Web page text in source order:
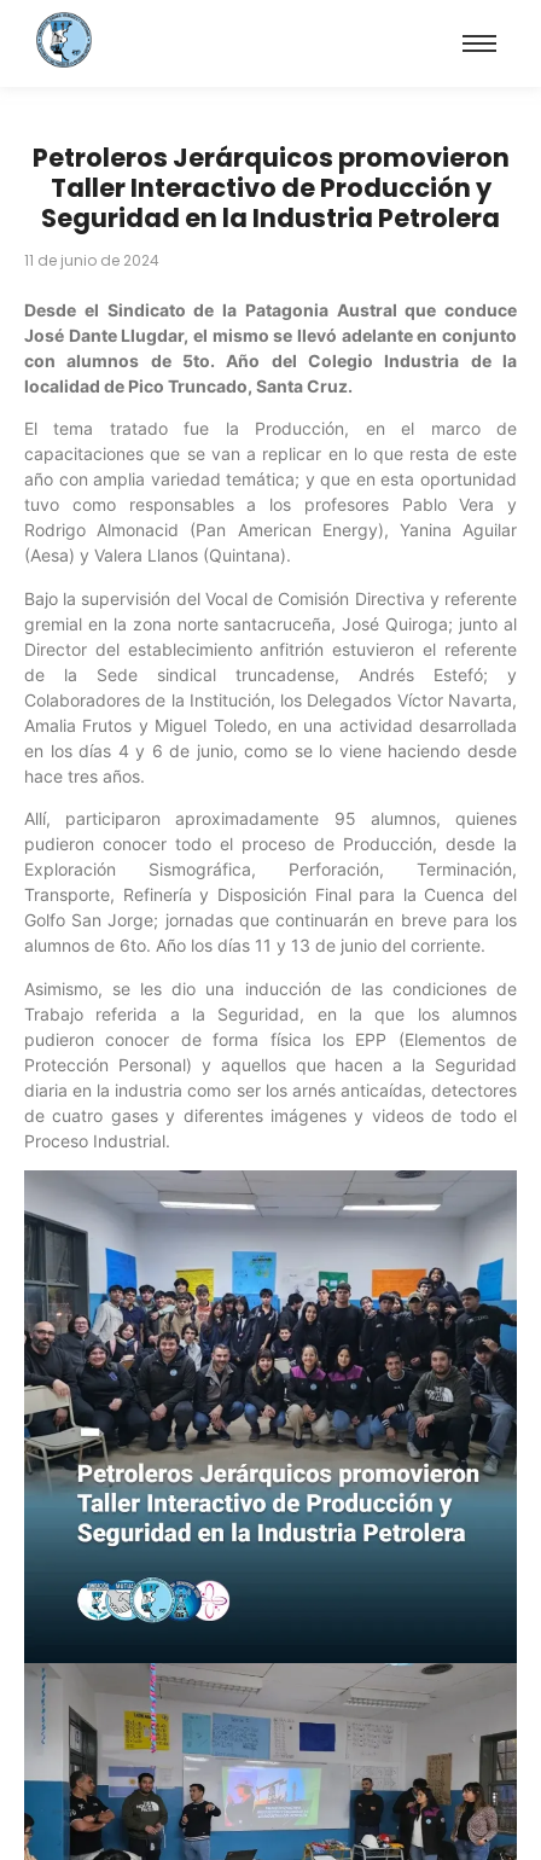
Petroleros Jerárquicos promovieron
Taller Interactivo de Producción y
Seguridad en la Industria Petrolera
11 de junio de 2024
Desde el Sindicato de la Patagonia Austral que conduce
José Dante Llugdar, el mismo se llevó adelante en conjunto
con alumnos de 5to. Año del Colegio Industria de la
localidad de Pico Truncado, Santa Cruz.
El tema tratado fue la Producción, en el marco de
capacitaciones que se van a replicar en lo que resta de este
año con amplia variedad temática; y que en esta oportunidad
tuvo como responsables a los profesores Pablo Vera y
Rodrigo Almonacid (Pan American Energy), Yanina Aguilar
(Aesa) y Valera Llanos (Quintana).
Bajo la supervisión del Vocal de Comisión Directiva y referente
gremial en la zona norte santacruceña, José Quiroga; junto al
Director del establecimiento anfitrión estuvieron el referente
de la Sede sindical truncadense, Andrés Estefó; y
Colaboradores de la Institución, los Delegados Víctor Navarta,
Amalia Frutos y Miguel Toledo, en una actividad desarrollada
en los días 4 y 6 de junio, como se lo viene haciendo desde
hace tres años.
Allí, participaron aproximadamente 95 alumnos, quienes
pudieron conocer todo el proceso de Producción, desde la
Exploración Sismográfica, Perforación, Terminación,
Transporte, Refinería y Disposición Final para la Cuenca del
Golfo San Jorge; jornadas que continuarán en breve para los
alumnos de 6to. Año los días 11 y 13 de junio del corriente.
Asimismo, se les dio una inducción de las condiciones de
Trabajo referida a la Seguridad, en la que los alumnos
pudieron conocer de forma física los EPP (Elementos de
Protección Personal) y aquellos que hacen a la Seguridad
diaria en la industria como ser los arnés anticaídas, detectores
de cuatro gases y diferentes imágenes y videos de todo el
Proceso Industrial.